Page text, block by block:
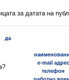
за датата на
да
e-mail адрес
телефон